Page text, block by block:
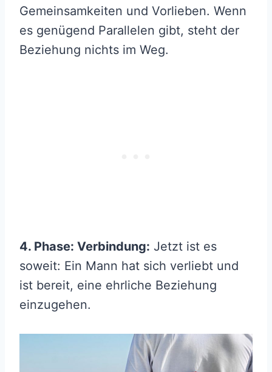
Gemeinsamkeiten und Vorlieben. Wenn
es genügend Parallelen gibt, steht der
Beziehung nichts im Weg.
4. Phase: Verbindung: Jetzt ist es
soweit: Ein Mann hat sich verliebt und
ist bereit, eine ehrliche Beziehung
einzugehen.